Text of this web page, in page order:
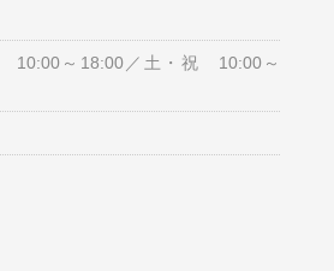
10:00～18:00／土・祝 10:00～